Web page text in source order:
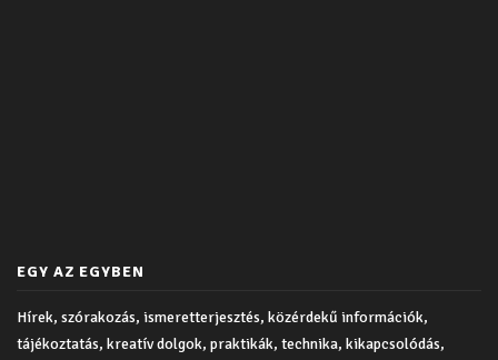
EGY AZ EGYBEN
Hírek, szórakozás, ismeretterjesztés, közérdekű információk,
tájékoztatás, kreatív dolgok, praktikák, technika, kikapcsolódás,